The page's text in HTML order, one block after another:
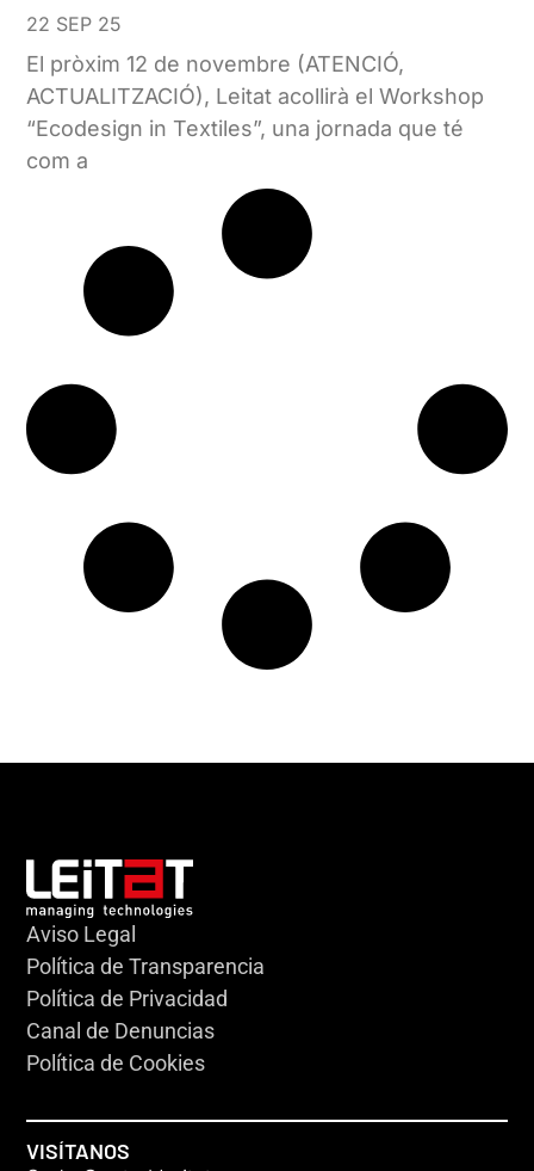
22 SEP 25
El pròxim 12 de novembre (ATENCIÓ,
ACTUALITZACIÓ), Leitat acollirà el Workshop
“Ecodesign in Textiles”, una jornada que té
com a
Aviso Legal
Política de Transparencia
Política de Privacidad
Canal de Denuncias
Política de Cookies
VISÍTANOS